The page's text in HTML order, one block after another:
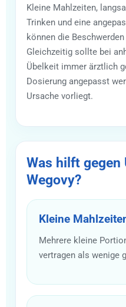
Kleine Mahlzeiten,
Trinken und eine
können die
Gleichzeitig sollte bei
Übelkeit immer ärztlich
Dosierung angepasst
Ursache vorliegt.
Was hilft gegen
Wegovy?
Kleine
Mehrere kleine
vertragen als wenige